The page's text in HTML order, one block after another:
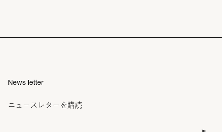
News letter
ニュースレターを購読